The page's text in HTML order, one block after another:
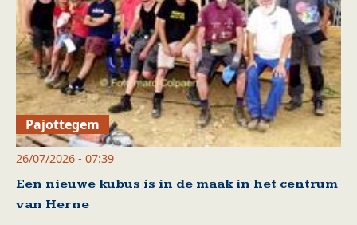
Pajottegem
26/07/2026 - 07:39
Een nieuwe kubus is in de maak in het centrum
van Herne